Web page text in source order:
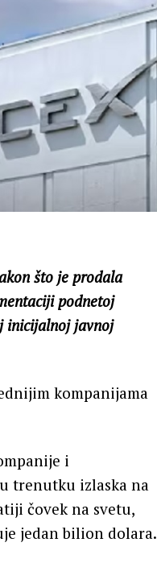
što je prodala
podnetoj
inicijalnoj javnoj
kompanijama
i
trenutku izlaska na
čovek na svetu,
jedan bilion dolara.